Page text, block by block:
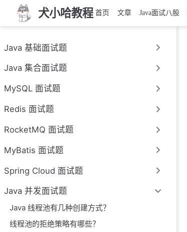
犬小哈教程 首页 文章 Java面试八股
Java 基础面试题
Java 集合面试题
MySQL 面试题
Redis 面试题
RocketMQ 面试题
MyBatis 面试题
Spring Cloud 面试题
Java 并发面试题
Java 线程池有几种创建方式？
线程池的拒绝策略有哪些？